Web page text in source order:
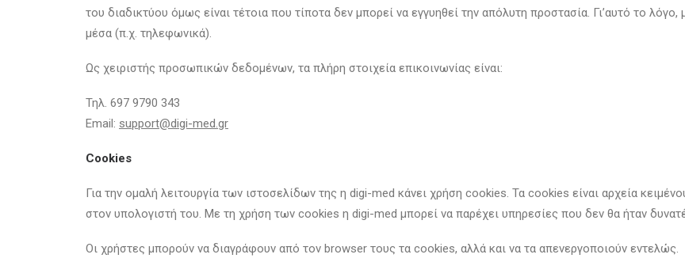
του διαδικτύου όμως είναι τέτοια που τίποτα δεν μπορεί να εγγυηθεί την απόλυτη προστασία. Γι’αυτό το λόγο,
μέσα (π.χ. τηλεφωνικά).
Ως χειριστής προσωπικών δεδομένων, τα πλήρη στοιχεία επικοινωνίας είναι:
Τηλ. 697 9790 343
Email: support@digi-med.gr
Cookies
Για την ομαλή λειτουργία των ιστοσελίδων της η digi-med κάνει χρήση cookies. Τα cookies είναι αρχεία
στον υπολογιστή του. Με τη χρήση των cookies η digi-med μπορεί να παρέχει υπηρεσίες που δεν θα ήταν
Οι χρήστες μπορούν να διαγράφουν από τον browser τους τα cookies, αλλά και να τα απενεργοποιούν εντελώς.